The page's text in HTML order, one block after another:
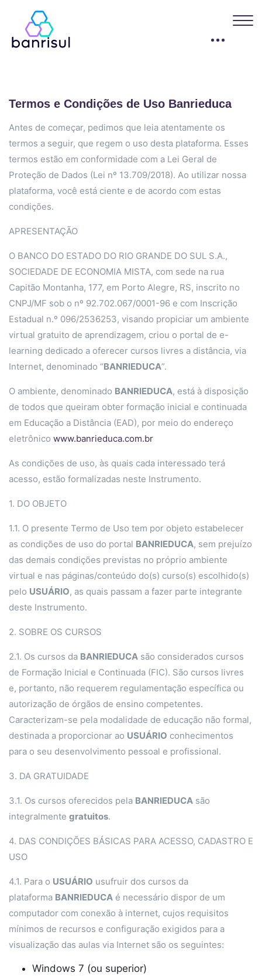
Termos e Condições de Uso Banrieduca
Antes de começar, pedimos que leia atentamente os
termos a seguir, que regem o uso desta plataforma. Esses
termos estão em conformidade com a Lei Geral de
Proteção de Dados (Lei nº 13.709/2018). Ao utilizar nossa
plataforma, você está ciente e de acordo com estas
condições.
APRESENTAÇÃO
O BANCO DO ESTADO DO RIO GRANDE DO SUL S.A.,
SOCIEDADE DE ECONOMIA MISTA, com sede na rua
Capitão Montanha, 177, em Porto Alegre, RS, inscrito no
CNPJ/MF sob o nº 92.702.067/0001-96 e com Inscrição
Estadual n.º 096/2536253, visando propiciar um ambiente
virtual gratuito de aprendizagem, criou o portal de e-
learning dedicado a oferecer cursos livres a distância, via
Internet, denominado “BANRIEDUCA”.
O ambiente, denominado BANRIEDUCA, está à disposição
de todos que queiram obter formação inicial e continuada
em Educação a Distância (EAD), por meio do endereço
eletrônico www.banrieduca.com.br
As condições de uso, às quais cada interessado terá
acesso, estão formalizadas neste Instrumento.
1. DO OBJETO
1.1. O presente Termo de Uso tem por objeto estabelecer
as condições de uso do portal BANRIEDUCA, sem prejuízo
das demais condições previstas no próprio ambiente
virtual e nas páginas/conteúdo do(s) curso(s) escolhido(s)
pelo USUÁRIO, as quais passam a fazer parte integrante
deste Instrumento.
2. SOBRE OS CURSOS
2.1. Os cursos da BANRIEDUCA são considerados cursos
de Formação Inicial e Continuada (FIC). São cursos livres
e, portanto, não requerem regulamentação específica ou
autorização de órgãos de ensino competentes.
Caracterizam-se pela modalidade de educação não formal,
destinada a proporcionar ao USUÁRIO conhecimentos
para o seu desenvolvimento pessoal e profissional.
3. DA GRATUIDADE
3.1. Os cursos oferecidos pela BANRIEDUCA são
integralmente gratuitos.
4. DAS CONDIÇÕES BÁSICAS PARA ACESSO, CADASTRO E
USO
4.1. Para o USUÁRIO usufruir dos cursos da
plataforma BANRIEDUCA é necessário dispor de um
computador com conexão à internet, cujos requisitos
mínimos de recursos e configuração exigidos para a
visualização das aulas via Internet são os seguintes:
Windows 7 (ou superior)